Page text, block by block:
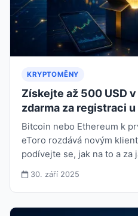
KRYPTOMĚNY
Získejte až 500 USD
zdarma za registraci u
Bitcoin nebo Ethereum k
eToro rozdává novým
podívejte se, jak na to a za
30. září 2025